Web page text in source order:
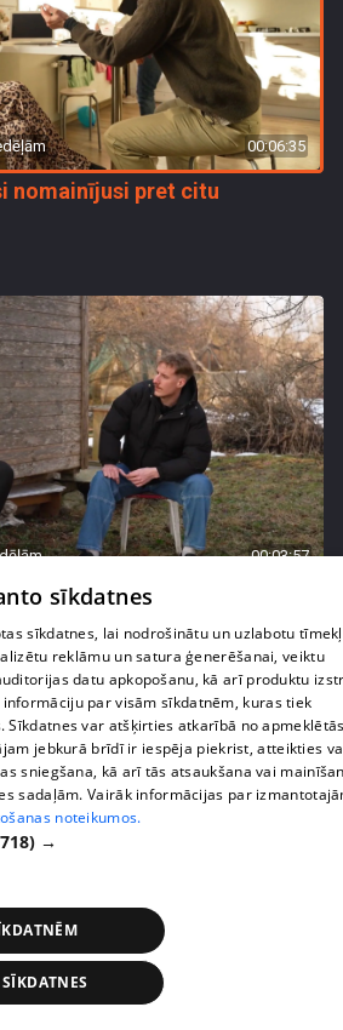
00:06:35
nomainījusi pret citu
00:03:57
jautājumus atstājusi
savu lēmumu ļaut bērniem
sīkdatnes
sīkdatnes, lai nodrošinātu un uzlabotu
reklāmu un satura ģenerēšanai, veiktu
datu apkopošanu, kā arī produktu
par visām sīkdatnēm, kuras tiek
Sīkdatnes var atšķirties atkarībā no
jebkurā brīdī ir iespēja piekrist, atteikties
sniegšana, kā arī tās atsaukšana vai
sadaļām. Vairāk informācijas par
noteikumos.
→